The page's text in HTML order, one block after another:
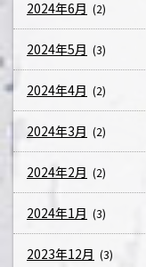
2024年6月 (2)
2024年5月 (3)
2024年4月 (2)
2024年3月 (2)
2024年2月 (2)
2024年1月 (3)
2023年12月 (3)